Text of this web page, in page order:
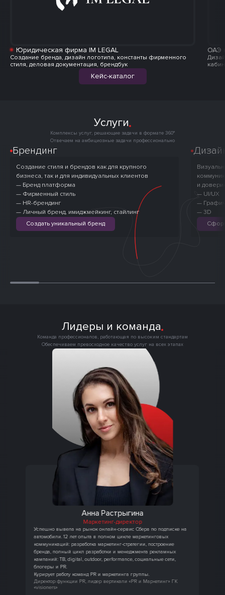
Юридическая фирма IM LEGAL
Создание бренда, дизайн логотипа, константы фирменного
стиля, деловая документация, брендбук
ОАЭ
Кейс-каталог
Услуги
Комплексы услуг, решающие задачи в формате 360°
Отвечаем на амбициозные задачи профессионально
Брендинг
Создание стиля и брендов как для крупного
бизнеса, так и для индивидуальных клиентов
— Бренд платформа
— Фирменный стиль
— HR-брендинг
— Личный бренд, имиджмейкинг, стайлинг
Создать уникальный бренд
и
— UI/UX
—
— 3D
Лидеры и команда
Команда профессионалов, работающая по высоким стандартам
Обеспечиваем превосходное качество услуг на всех этапах
Анна Растрыгина
Маркетинг-директор
Успешно вывела на рынок онлайн-сервис Сбера по подписке на
автомобили. 12 лет опыта в полном цикле маркетинговых
коммуникаций: разработка маркетинг-стратегии, построение
бренда, полный цикл разработки и менеджмента рекламных
кампаний: ТВ, digital, outdoor, performance, социальные сети,
блогеры и PR.
Курирует работу команд PR и маркетинга группы.
Директор функции PR, лидер вертикали «PR и Маркетинг» ГК
«visioners»